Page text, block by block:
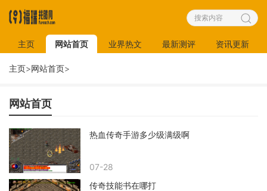
主页 网站首页 业界热文 最新测评 资讯更新
主页>网站首页>
网站首页
热血传奇手游多少级满级啊
07-28
传奇技能书在哪打